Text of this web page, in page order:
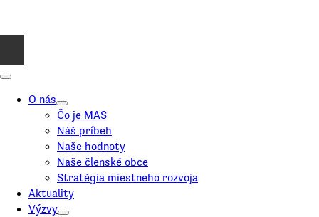
O nás
Čo je MAS
Náš príbeh
Naše hodnoty
Naše členské obce
Stratégia miestneho rozvoja
Aktuality
Výzvy